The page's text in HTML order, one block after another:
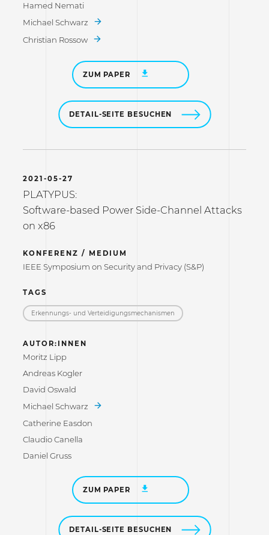
Hamed Nemati
Michael Schwarz
Christian Rossow
ZUM PAPER
DETAIL-SEITE BESUCHEN
2021-05-27
PLATYPUS:
Software-based Power Side-Channel Attacks
on x86
KONFERENZ / MEDIUM
IEEE Symposium on Security and Privacy (S&P)
TAGS
Erkennungs- und Verteidigungs­mechanismen
AUTOR:INNEN
Moritz Lipp
Andreas Kogler
David Oswald
Michael Schwarz
Catherine Easdon
Claudio Canella
Daniel Gruss
ZUM PAPER
DETAIL-SEITE BESUCHEN